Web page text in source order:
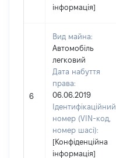
інформація]
6
Вид майна:
Автомобіль
легковий
Дата набуття
права:
06.06.2019
Ідентифікаційний
номер (VIN-код,
номер шасі):
[Конфіденційна
інформація]